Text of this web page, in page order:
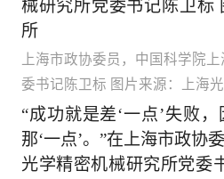
上海市政协委员，中国科学院
委书记陈卫标 图片来源：上海
“成功就是差‘一点’失败
那‘一点’。”在上海市政协
光学精密机械研究所党委